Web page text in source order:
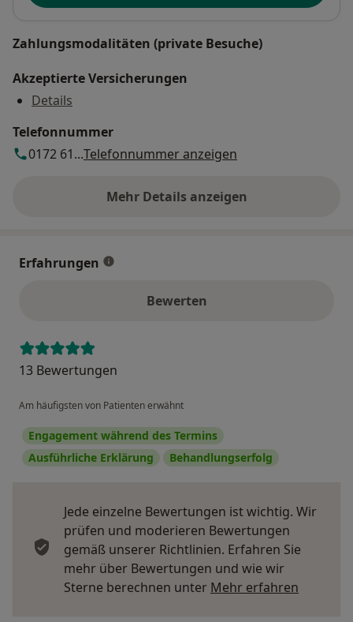
Zahlungsmodalitäten (private Besuche)
Akzeptierte Versicherungen
Details
Telefonnummer
0172 61...Telefonnummer anzeigen
Mehr Details anzeigen
über die Adresse
Erfahrungen
Bewerten
13 Bewertungen
Am häufigsten von Patienten erwähnt
Engagement während des Termins
Ausführliche Erklärung
Behandlungserfolg
Jede einzelne Bewertungen ist wichtig. Wir
prüfen und moderieren Bewertungen
gemäß unserer Richtlinien. Erfahren Sie
mehr über Bewertungen und wie wir
Sterne berechnen unter Mehr erfahren